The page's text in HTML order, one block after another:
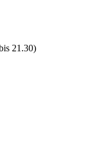
21.30)